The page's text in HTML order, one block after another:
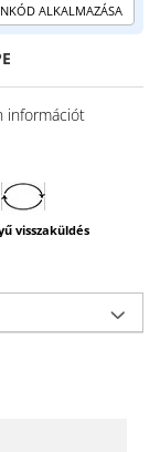
ALKALMAZÁSA
információt
visszaküldés